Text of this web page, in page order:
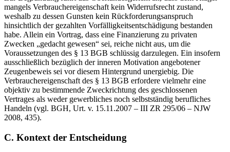
mangels Verbrauchereigenschaft kein Widerrufsrecht zustand,
weshalb zu dessen Gunsten kein Rückforderungsanspruch
hinsichtlich der gezahlten Vorfälligkeitsentschädigung bestanden
habe. Allein ein Vortrag, dass eine Finanzierung zu privaten
Zwecken „gedacht gewesen“ sei, reiche nicht aus, um die
Voraussetzungen des § 13 BGB schlüssig darzulegen. Ein insofern
ausschließlich bezüglich der inneren Motivation angebotener
Zeugenbeweis sei vor diesem Hintergrund unergiebig. Die
Verbrauchereigenschaft des § 13 BGB erfordere vielmehr eine
objektiv zu bestimmende Zweckrichtung des geschlossenen
Vertrages als weder gewerbliches noch selbstständig berufliches
Handeln (vgl. BGH, Urt. v. 15.11.2007 – III ZR 295/06 – NJW
2008, 435).
C. Kontext der Entscheidung